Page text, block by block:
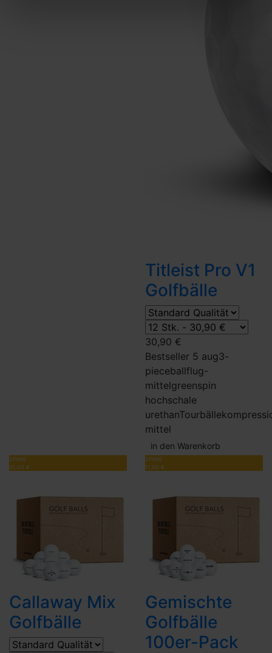
Titleist Pro V1
Golfbälle
30,90 €
Bestseller 5 aug3-
pieceballflug-
mittelgreenspin
hochschale
urethanTourbälle
mittel
in den Warenkorb
SPARE
10,00 €
Callaway Mix
Golfbälle
SPARE
11,00 €
Gemischte
Golfbälle
100er-Pack